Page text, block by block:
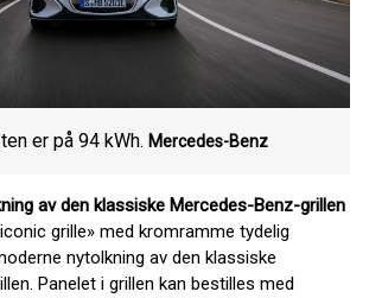
er på 94 kWh. Mercedes-Benz
av den klassiske Mercedes-Benz-grillen
grille» med kromramme tydelig
nytolkning av den klassiske
Panelet i grillen kan bestilles med